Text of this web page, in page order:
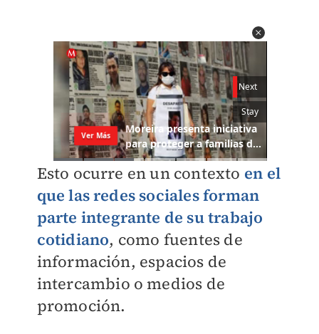
Esto ocurre en un contexto en el
que las redes sociales forman
parte integrante de su trabajo
cotidiano, como fuentes de
información, espacios de
intercambio o medios de
promoción.